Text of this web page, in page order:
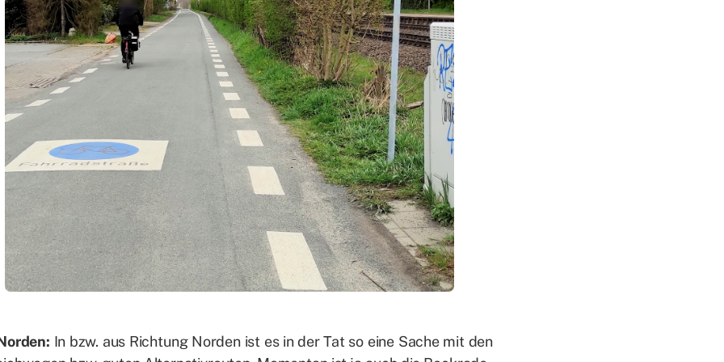
In bzw. aus Rich­tung Nor­den ist es in der Tat so eine Sa­che mit den